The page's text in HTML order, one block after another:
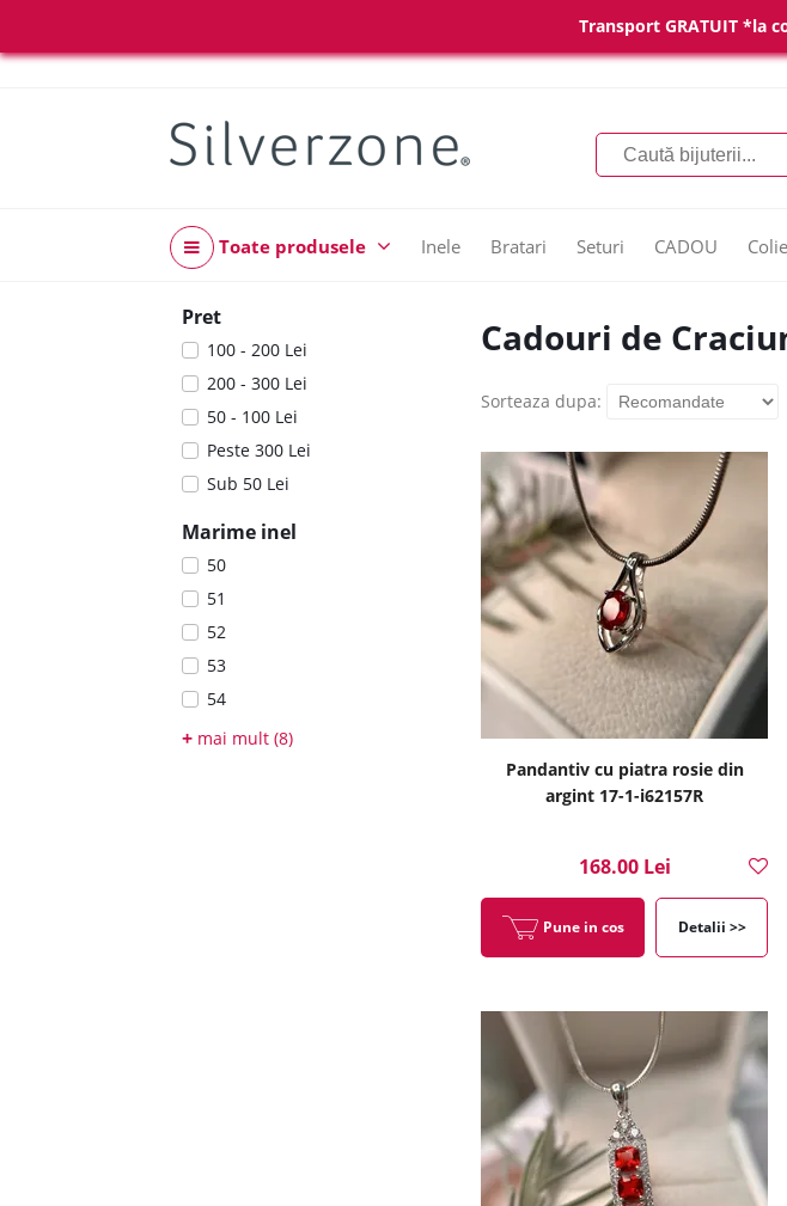
Transport GRATUIT *la
Toate produsele Inele Bratari Seturi CADOU
Pret
100 - 200 Lei
200 - 300 Lei
50 - 100 Lei
Peste 300 Lei
Sub 50 Lei
Marime inel
50
51
52
53
54
55
+ mai mult (8)
Cadouri de
Sorteaza dupa:
Pandantiv cu piatra rosie din
argint 17-1-i62157R
168.00 Lei
Pune in cos Detalii >>